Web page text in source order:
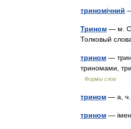
триномічний
Трином — м.
Толковый
трином —
триномами,
Формы слов
трином — а,
трином —